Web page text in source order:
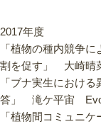
2017年度
「植物の種内競争
割を促す」 大崎晴
「ブナ実生におけ
答」 滝ケ平宙
「植物間コミュニ